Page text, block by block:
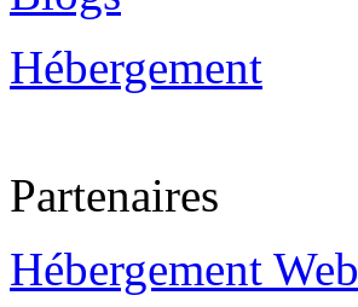
Hébergement
Partenaires
Hébergement Web